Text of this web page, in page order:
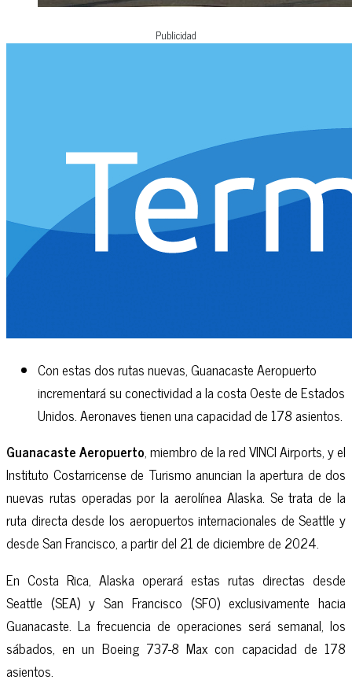
Publicidad
Con estas dos rutas nuevas, Guanacaste Aeropuerto
incrementará su conectividad a la costa Oeste de Estados
Unidos. Aeronaves tienen una capacidad de 178 asientos.
Guanacaste Aeropuerto, miembro de la red VINCI Airports, y el
Instituto Costarricense de Turismo anuncian la apertura de dos
nuevas rutas operadas por la aerolínea Alaska. Se trata de la
ruta directa desde los aeropuertos internacionales de Seattle y
desde San Francisco, a partir del 21 de diciembre de 2024.
En Costa Rica, Alaska operará estas rutas directas desde
Seattle (SEA) y San Francisco (SFO) exclusivamente hacia
Guanacaste. La frecuencia de operaciones será semanal, los
sábados, en un Boeing 737-8 Max con capacidad de 178
asientos.